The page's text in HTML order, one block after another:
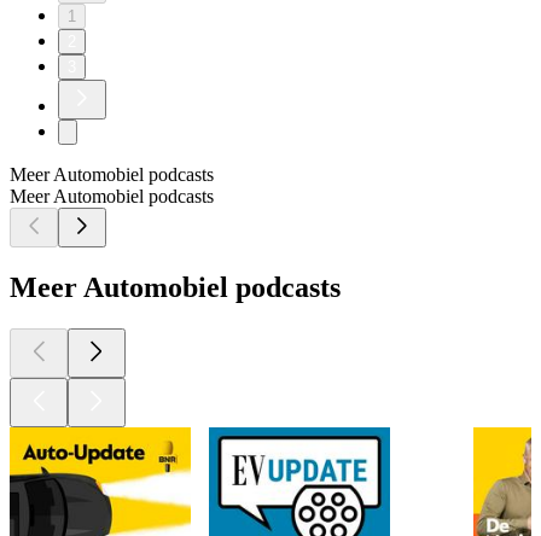
1
Meer Automobiel podcasts
Meer Automobiel podcasts
Meer Automobiel podcasts